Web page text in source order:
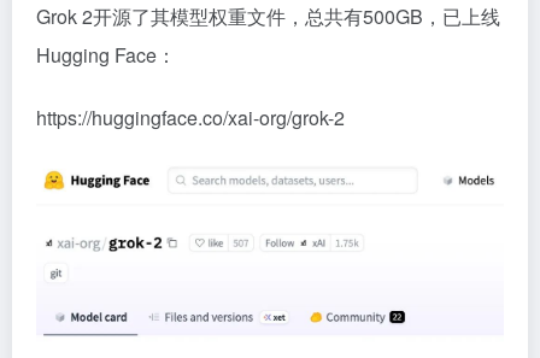
Grok 2开源了其模型权重文件，总共有500GB，已上线
Hugging Face：
https://huggingface.co/xai-org/grok-2